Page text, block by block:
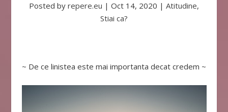
Posted by repere.eu | Oct 14, 2020 | Atitudine,
Stiai ca?
~ De ce linistea este mai importanta decat credem ~